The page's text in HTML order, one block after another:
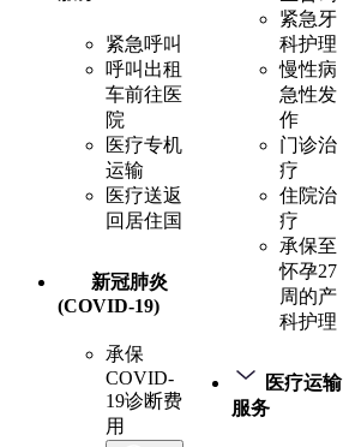
紧急呼叫
呼叫出租
车前往医
院
医疗专机
运输
医疗送返
回居住国
新冠肺炎
(COVID-19)
承保
COVID-
19诊断费
用
紧急牙
科护理
慢性病
急性发
作
门诊治
疗
住院治
疗
承保至
怀孕27
周的产
科护理
医疗运输
服务